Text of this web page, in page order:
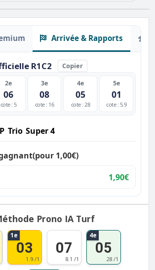
Arrivée & Rapports
R1C2 Copier
2e
06
cote : 5
3e
08
cote : 16
4e
05
cote : 28
5e
01
cote : 5.9
Trio Super 4
(pour 1,00€)
1,90€
Prono IA Turf
1e
03
1.9 /1
07
8.1 /1
4e
05
28 /1